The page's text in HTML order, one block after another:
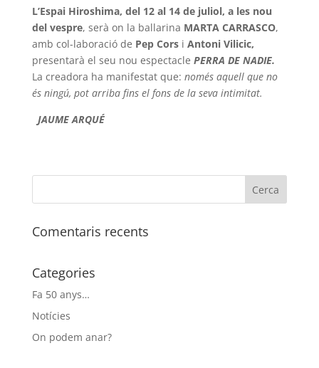
L’Espai Hiroshima, del 12 al 14 de juliol, a les nou
del vespre, serà on la ballarina MARTA CARRASCO,
amb col-laboració de Pep Corsi Antoni Vilicic,
presentarà el seu nou espectacle PERRA DE NADIE.
La creadora ha manifestat que: només aquell que no
és ningú, pot arriba fins el fons de la seva intimitat.
JAUME ARQUÉ
Comentaris recents
Categories
Fa 50 anys…
Notícies
On podem anar?